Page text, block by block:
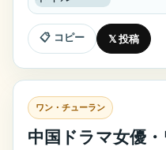
📋 コピー 𝕏 投稿
ワン・チューラン
中国ドラマ女優